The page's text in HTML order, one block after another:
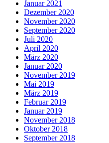
Januar 2021
Dezember 2020
November 2020
September 2020
Juli 2020
April 2020
März 2020
Januar 2020
November 2019
Mai 2019
März 2019
Februar 2019
Januar 2019
November 2018
Oktober 2018
September 2018